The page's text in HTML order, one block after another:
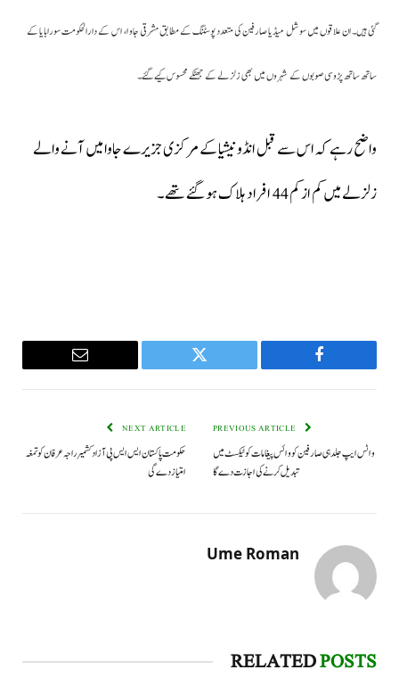
گئی ہیں۔ان علاقوں میں سوشل میڈیا صارفین کی متعدد پوسٹنگ کے مطابق مشرقی جاوا، اس کے دارالحکومت سورابایا کے
ساتھ ساتھ پڑوسی صوبوں کے شہروں میں بھی زلزلے کے جھٹکے محسوس کیے گئے۔
واضح رہے کہ اس سے قبل انڈونیشیا کے مرکزی جزیرے جاوا میں آنے والے
زلزلے میں کم از کم 44 افراد ہلاک ہو گئے تھے۔
Facebook
Twitter
Email
واٹس ایپ جلد ہی صارفین کو وائس پیغامات کو ٹیکسٹ میں
تبدیل کرنے کی اجازت دے گا
NEXT ARTICLE
حکومت پاکستان ایس ایس پی آزاد کشمیر راجہ عرفان کو تمغہ
امتیاز دے گی
Ume Roman
RELATEDPOSTS